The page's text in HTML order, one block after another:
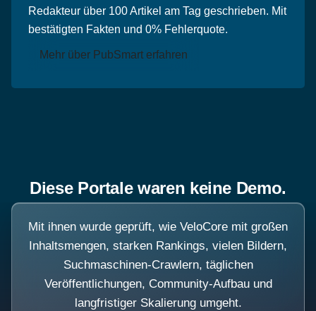
Redakteur über 100 Artikel am Tag geschrieben. Mit
bestätigten Fakten und 0% Fehlerquote.
Mehr über PubSmart erfahren
Diese Portale waren keine Demo.
Mit ihnen wurde geprüft, wie VeloCore mit großen
Inhaltsmengen, starken Rankings, vielen Bildern,
Suchmaschinen-Crawlern, täglichen
Veröffentlichungen, Community-Aufbau und
langfristiger Skalierung umgeht.